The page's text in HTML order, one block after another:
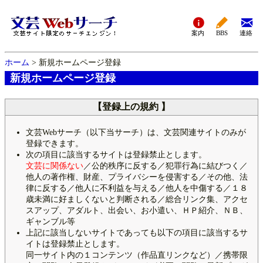
案内 BBS 連絡
ホーム > 新規ホームページ登録
新規ホームページ登録
【登録上の規約 】
文芸Webサーチ（以下当サーチ）は、文芸関連サイトのみが
登録できます。
次の項目に該当するサイトは登録禁止とします。
文芸に関係ない ／公的秩序に反する／犯罪行為に結びつく／
他人の著作権、財産、プライバシーを侵害する／その他、法
律に反する／他人に不利益を与える／他人を中傷する／１８
歳未満に好ましくないと判断される／総合リンク集、アクセ
スアップ、アダルト、出会い、お小遣い、ＨＰ紹介、ＮＢ、
ギャンブル等
上記に該当しないサイトであっても以下の項目に該当するサ
イトは登録禁止とします。
同一サイト内の１コンテンツ（作品直リンクなど）／携帯限